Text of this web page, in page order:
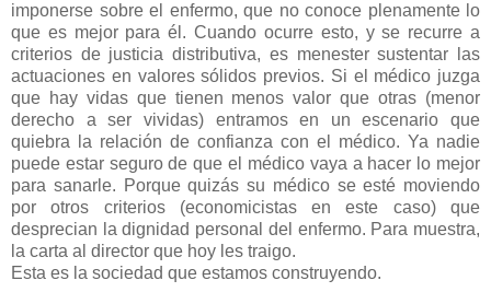
imponerse sobre el enfermo, que no conoce plenamente lo
que es mejor para él. Cuando ocurre esto, y se recurre a
criterios de justicia distributiva, es menester sustentar las
actuaciones en valores sólidos previos. Si el médico juzga
que hay vidas que tienen menos valor que otras (menor
derecho a ser vividas) entramos en un escenario que
quiebra la relación de confianza con el médico. Ya nadie
puede estar seguro de que el médico vaya a hacer lo mejor
para sanarle. Porque quizás su médico se esté moviendo
por otros criterios (economicistas en este caso) que
desprecian la dignidad personal del enfermo. Para muestra,
la carta al director que hoy les traigo.
Esta es la sociedad que estamos construyendo.